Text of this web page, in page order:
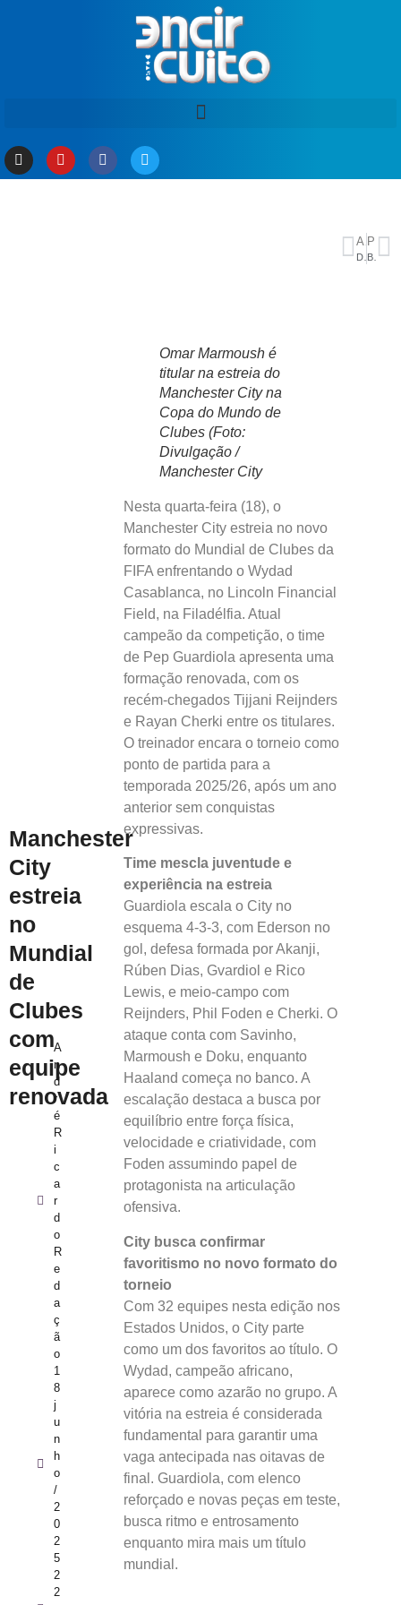
Manchester
City
estreia
no
Mundial
de
Clubes
com
equipe
renovada
A
n
d
r
é
R
i
c
a
r
d
o
R
e
d
a
ç
ã
o
1
8
j
u
n
h
o
/
2
0
2
5
2
2
Omar Marmoush é
titular na estreia do
Manchester City na
Copa do Mundo de
Clubes (Foto:
Divulgação /
Manchester City
Nesta quarta-feira (18), o
Manchester City estreia no novo
formato do Mundial de Clubes da
FIFA enfrentando o Wydad
Casablanca, no Lincoln Financial
Field, na Filadélfia. Atual
campeão da competição, o time
de Pep Guardiola apresenta uma
formação renovada, com os
recém-chegados Tijjani Reijnders
e Rayan Cherki entre os titulares.
O treinador encara o torneio como
ponto de partida para a
temporada 2025/26, após um ano
anterior sem conquistas
expressivas.
Time mescla juventude e
experiência na estreia
Guardiola escala o City no
esquema 4‑3‑3, com Ederson no
gol, defesa formada por Akanji,
Rúben Dias, Gvardiol e Rico
Lewis, e meio-campo com
Reijnders, Phil Foden e Cherki. O
ataque conta com Savinho,
Marmoush e Doku, enquanto
Haaland começa no banco. A
escalação destaca a busca por
equilíbrio entre força física,
velocidade e criatividade, com
Foden assumindo papel de
protagonista na articulação
ofensiva.
City busca confirmar
favoritismo no novo formato do
torneio
Com 32 equipes nesta edição nos
Estados Unidos, o City parte
como um dos favoritos ao título. O
Wydad, campeão africano,
aparece como azarão no grupo. A
vitória na estreia é considerada
fundamental para garantir uma
vaga antecipada nas oitavas de
final. Guardiola, com elenco
reforçado e novas peças em teste,
busca ritmo e entrosamento
enquanto mira mais um título
mundial.
ANTERIOR
David Almeida destaca liberação de novas alças do Complexo viário Rei Pelé
PRÓXIMO
Bairro Tancredo Neves ganha cara nova com mutirão da Prefeitura de Manaus